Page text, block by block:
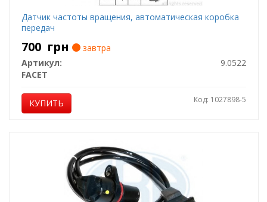
Датчик частоты вращения, автоматическая коробка
передач
700 грн
завтра
Артикул:
9.0522
FACET
КУПИТЬ Код: 1027898-5